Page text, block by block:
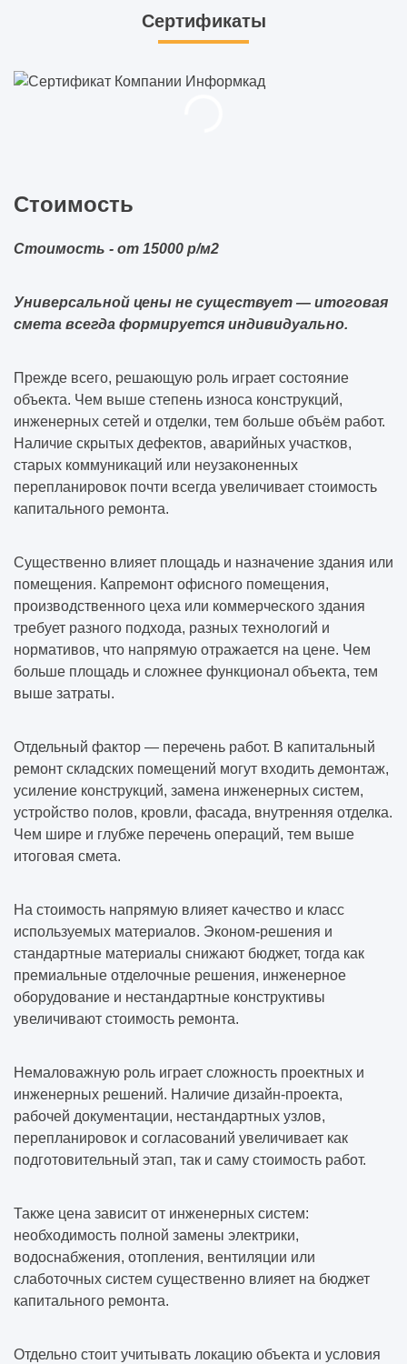
Сертификаты
Стоимость
Стоимость - от 15000 р/м2
Универсальной цены не существует — итоговая
смета всегда формируется индивидуально.
Прежде всего, решающую роль играет состояние
объекта. Чем выше степень износа конструкций,
инженерных сетей и отделки, тем больше объём работ.
Наличие скрытых дефектов, аварийных участков,
старых коммуникаций или неузаконенных
перепланировок почти всегда увеличивает стоимость
капитального ремонта.
Существенно влияет площадь и назначение здания или
помещения. Капремонт офисного помещения,
производственного цеха или коммерческого здания
требует разного подхода, разных технологий и
нормативов, что напрямую отражается на цене. Чем
больше площадь и сложнее функционал объекта, тем
выше затраты.
Отдельный фактор — перечень работ. В капитальный
ремонт складских помещений могут входить демонтаж,
усиление конструкций, замена инженерных систем,
устройство полов, кровли, фасада, внутренняя отделка.
Чем шире и глубже перечень операций, тем выше
итоговая смета.
На стоимость напрямую влияет качество и класс
используемых материалов. Эконом-решения и
стандартные материалы снижают бюджет, тогда как
премиальные отделочные решения, инженерное
оборудование и нестандартные конструктивы
увеличивают стоимость ремонта.
Немаловажную роль играет сложность проектных и
инженерных решений. Наличие дизайн-проекта,
рабочей документации, нестандартных узлов,
перепланировок и согласований увеличивает как
подготовительный этап, так и саму стоимость работ.
Также цена зависит от инженерных систем:
необходимость полной замены электрики,
водоснабжения, отопления, вентиляции или
слаботочных систем существенно влияет на бюджет
капитального ремонта.
Отдельно стоит учитывать локацию объекта и условия